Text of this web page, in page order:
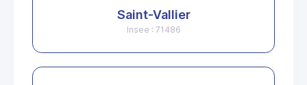
Saint-Vallier
Insee : 71486